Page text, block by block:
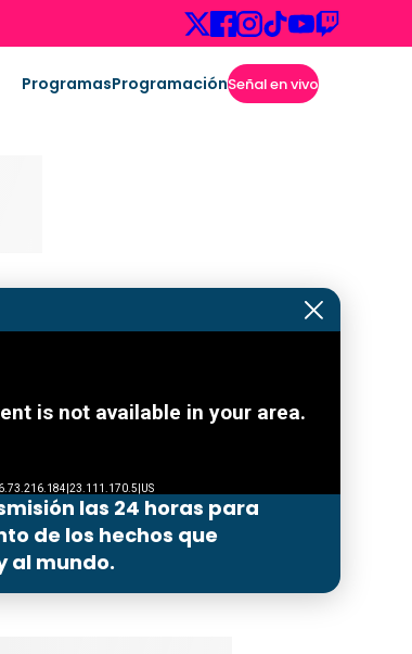
ProgramasProgramaciónSeñal en vivo
las 24 horas para
de los hechos que
al mundo.